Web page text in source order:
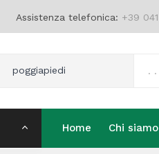
Assistenza telefonica: +39
poggiapiedi
Home Chi siamo